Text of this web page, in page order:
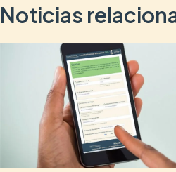
Noticias